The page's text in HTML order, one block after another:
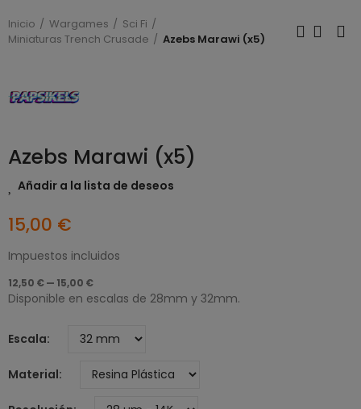
Inicio Wargames
Sci Fi
Miniaturas Trench Crusade
Azebs Marawi (x5)
Azebs Marawi (x5)
Añadir a la lista de deseos
15,00 €
Impuestos incluidos
12,50 € — 15,00 €
Disponible en escalas de 28mm y 32mm.
Escala
Material